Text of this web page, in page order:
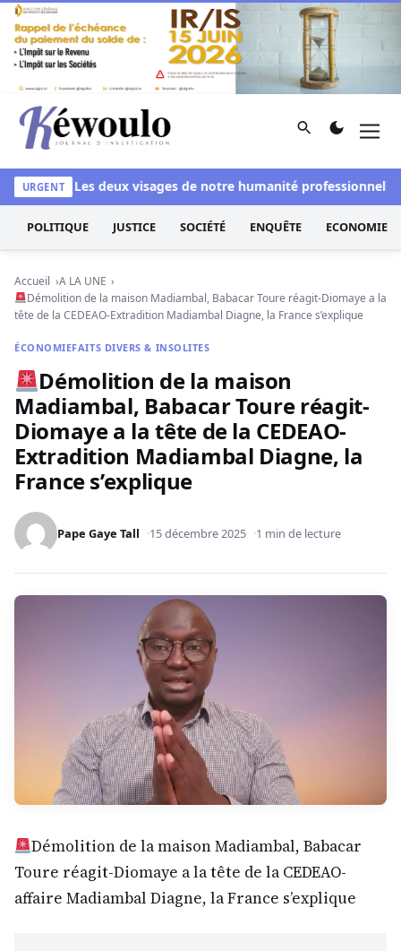
Aller au contenu
Kéwoulo, le premier site d'information et d'investigation
Rechercher
URGENTLes deux visages de notre humanité professionnelle :
POLITIQUE JUSTICE SOCIÉTÉ ENQUÊTE ECONOMIE
Accueil
A LA UNE
Démolition de la maison Madiambal, Babacar Toure réagit-Diomaye a la
tête de la CEDEAO-Extradition Madiambal Diagne, la France s’explique
ÉCONOMIEFAITS DIVERS & INSOLITES
Démolition de la maison
Madiambal, Babacar Toure réagit-
Diomaye a la tête de la CEDEAO-
Extradition Madiambal Diagne, la
France s’explique
Pape Gaye Tall 15 décembre 2025 1 min de lecture
Démolition de la maison Madiambal, Babacar
Toure réagit-Diomaye a la tête de la CEDEAO-
affaire Madiambal Diagne, la France s’explique